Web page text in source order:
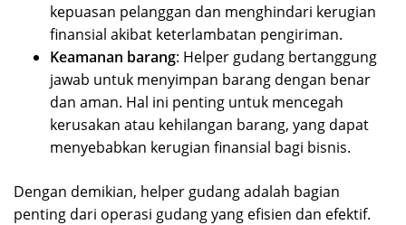
kepuasan pelanggan dan menghindari kerugian
finansial akibat keterlambatan pengiriman.
Keamanan barang: Helper gudang bertanggung
jawab untuk menyimpan barang dengan benar
dan aman. Hal ini penting untuk mencegah
kerusakan atau kehilangan barang, yang dapat
menyebabkan kerugian finansial bagi bisnis.
Dengan demikian, helper gudang adalah bagian
penting dari operasi gudang yang efisien dan efektif.